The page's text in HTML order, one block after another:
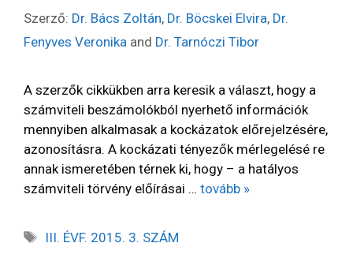
Szerző: Dr. Bács Zoltán, Dr. Böcskei Elvira, Dr.
Fenyves Veronika and Dr. Tarnóczi Tibor
A szerzők cikkükben arra keresik a választ, hogy a
számviteli beszámolókból nyerhető információk
mennyiben alkalmasak a kockázatok előrejelzésére,
azonosításra. A kockázati tényezők mérlegelésé­ re
annak ismeretében térnek ki, hogy – a hatályos
számviteli törvény előírásai … tovább »
III. ÉVF. 2015. 3. SZÁM